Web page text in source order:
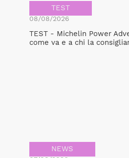
TEST
08/08/2026
TEST - Michelin Power
come va e a chi la
NEWS